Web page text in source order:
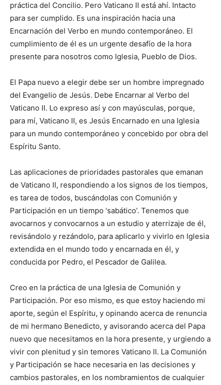
práctica del Concilio. Pero Vaticano II está ahí. Intacto
para ser cumplido. Es una inspiración hacia una
Encarnación del Verbo en mundo contemporáneo. El
cumplimiento de él es un urgente desafío de la hora
presente para nosotros como Iglesia, Pueblo de Dios.
El Papa nuevo a elegir debe ser un hombre impregnado
del Evangelio de Jesús. Debe Encarnar al Verbo del
Vaticano II. Lo expreso así y con mayúsculas, porque,
para mí, Vaticano II, es Jesús Encarnado en una Iglesia
para un mundo contemporáneo y concebido por obra del
Espíritu Santo.
Las aplicaciones de prioridades pastorales que emanan
de Vaticano II, respondiendo a los signos de los tiempos,
es tarea de todos, buscándolas con Comunión y
Participación en un tiempo ‘sabático’. Tenemos que
avocarnos y convocarnos a un estudio y aterrizaje de él,
revisándolo y rezándolo, para aplicarlo y vivirlo en Iglesia
extendida en el mundo todo y encarnada en él, y
conducida por Pedro, el Pescador de Galilea.
Creo en la práctica de una Iglesia de Comunión y
Participación. Por eso mismo, es que estoy haciendo mi
aporte, según el Espíritu, y opinando acerca de renuncia
de mi hermano Benedicto, y avisorando acerca del Papa
nuevo que necesitamos en la hora presente, y urgiendo a
vivir con plenitud y sin temores Vaticano II. La Comunión
y Participación se hace necesaria en las decisiones y
cambios pastorales, en los nombramientos de cualquier